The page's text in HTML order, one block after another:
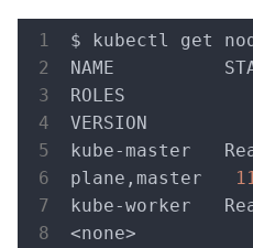
$ kubectl get
NAME
ROLES
VERSION
kube-master
plane,master
kube-worker